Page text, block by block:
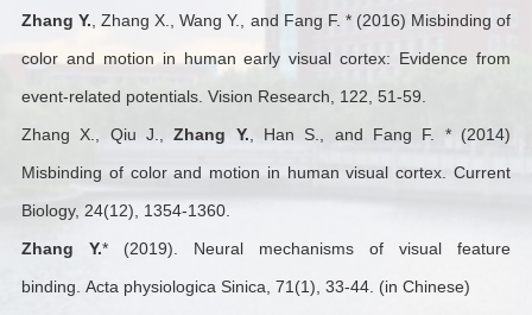
Zhang Y. , Zhang X., Wang Y., and Fang F. * (2016) Misbinding of
color and motion in human early visual cortex: Evidence from
event-related potentials. Vision Research, 122, 51-59.
Zhang X., Qiu J.,Zhang Y. , Han S., and Fang F. * (2014)
Misbinding of color and motion in human visual cortex. Current
Biology, 24(12), 1354-1360.
Zhang Y.* (2019). Neural mechanisms of visual feature
binding. Acta physiologica Sinica, 71(1), 33-44. (in Chinese)